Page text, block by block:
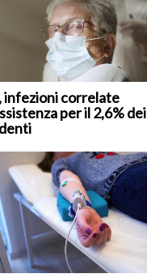
infezioni correlate
per il 2,6% dei